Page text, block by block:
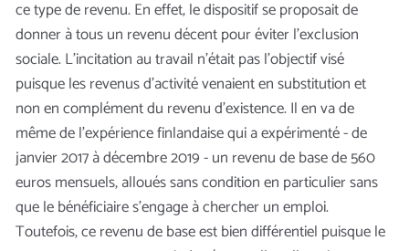
ce type de revenu. En effet, le dispositif se proposait de
donner à tous un revenu décent pour éviter l’exclusion
sociale. L’incitation au travail n’était pas l’objectif visé
puisque les revenus d’activité venaient en substitution et
non en complément du revenu d’existence. Il en va de
même de l’expérience finlandaise qui a expérimenté - de
janvier 2017 à décembre 2019 - un revenu de base de 560
euros mensuels, alloués sans condition en particulier sans
que le bénéficiaire s’engage à chercher un emploi.
Toutefois, ce revenu de base est bien différentiel puisque le